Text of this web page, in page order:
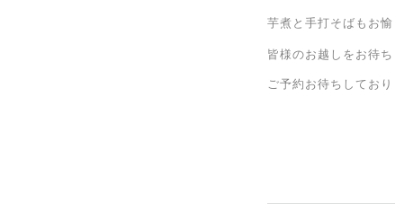
芋煮と手打そばもお愉
皆様のお越しをお待ち
ご予約お待ちしており